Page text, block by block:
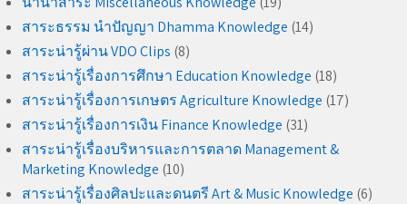
สาระธรรม นำปัญญา Dhamma Knowledge (14)
สาระน่ารู้ผ่าน VDO Clips (8)
สาระน่ารู้เรื่องการศึกษา Education Knowledge (18)
สาระน่ารู้เรื่องการเกษตร Agriculture Knowledge (17)
สาระน่ารู้เรื่องการเงิน Finance Knowledge (31)
สาระน่ารู้เรื่องบริหารและการตลาด Management &
Marketing Knowledge (10)
สาระน่ารู้เรื่องศิลปะและดนตรี Art & Music Knowledge (6)